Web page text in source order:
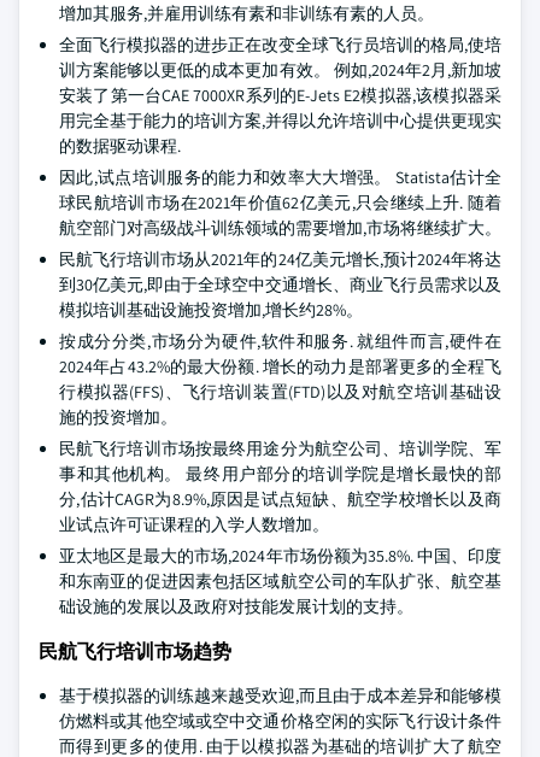
增加其服务,并雇用训练有素和非训练有素的人员。
全面飞行模拟器的进步正在改变全球飞行员培训的格局,使培
训方案能够以更低的成本更加有效。 例如,2024年2月,新加坡
安装了第一台CAE 7000XR系列的E-Jets E2模拟器,该模拟器采
用完全基于能力的培训方案,并得以允许培训中心提供更现实
的数据驱动课程.
因此,试点培训服务的能力和效率大大增强。 Statista估计全
球民航培训市场在2021年价值62亿美元,只会继续上升. 随着
航空部门对高级战斗训练领域的需要增加,市场将继续扩大。
民航飞行培训市场从2021年的24亿美元增长,预计2024年将达
到30亿美元,即由于全球空中交通增长、商业飞行员需求以及
模拟培训基础设施投资增加,增长约28%。
按成分分类,市场分为硬件,软件和服务. 就组件而言,硬件在
2024年占43.2%的最大份额. 增长的动力是部署更多的全程飞
行模拟器(FFS)、飞行培训装置(FTD)以及对航空培训基础设
施的投资增加。
民航飞行培训市场按最终用途分为航空公司、培训学院、军
事和其他机构。 最终用户部分的培训学院是增长最快的部
分,估计CAGR为8.9%,原因是试点短缺、航空学校增长以及商
业试点许可证课程的入学人数增加。
亚太地区是最大的市场,2024年市场份额为35.8%. 中国、印度
和东南亚的促进因素包括区域航空公司的车队扩张、航空基
础设施的发展以及政府对技能发展计划的支持。
民航飞行培训市场趋势
基于模拟器的训练越来越受欢迎,而且由于成本差异和能够模
仿燃料或其他空域或空中交通价格空闲的实际飞行设计条件
而得到更多的使用. 由于以模拟器为基础的培训扩大了航空